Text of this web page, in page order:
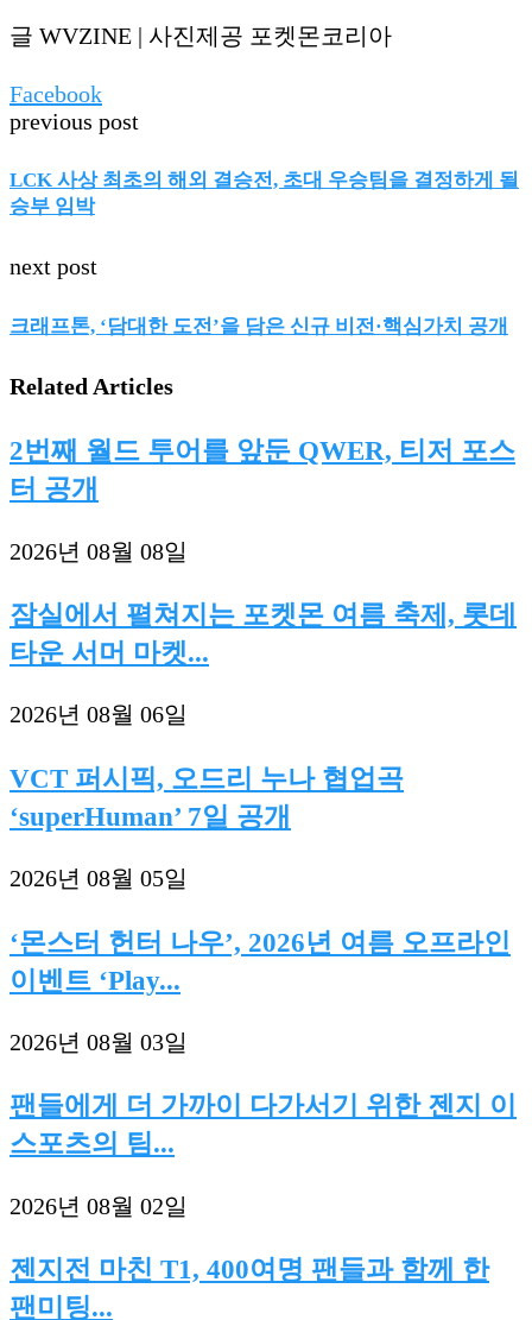
글 WVZINE | 사진제공 포켓몬코리아
Facebook
previous post
LCK 사상 최초의 해외 결승전, 초대 우승팀을 결정하게 될
승부 임박
next post
크래프톤, ‘담대한 도전’을 담은 신규 비전·핵심가치 공개
Related Articles
2번째 월드 투어를 앞둔 QWER, 티저 포스
터 공개
2026년 08월 08일
잠실에서 펼쳐지는 포켓몬 여름 축제, 롯데
타운 서머 마켓...
2026년 08월 06일
VCT 퍼시픽, 오드리 누나 협업곡
‘superHuman’ 7일 공개
2026년 08월 05일
‘몬스터 헌터 나우’, 2026년 여름 오프라인
이벤트 ‘Play...
2026년 08월 03일
팬들에게 더 가까이 다가서기 위한 젠지 이
스포츠의 팀...
2026년 08월 02일
젠지전 마친 T1, 400여명 팬들과 함께 한
팬미팅...